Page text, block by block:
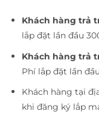
Khách hàng trả
lắp đặt lần đầu
Khách hàng trả
Phí lắp đặt lần
Khách hàng tại
khi đăng ký lắp